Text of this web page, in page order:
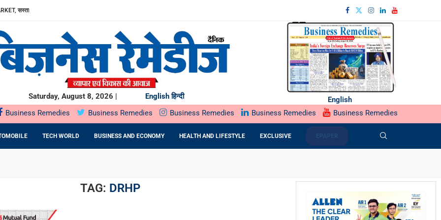
सस्ता...
AAVIN...
में उत्पादन...
BNP...
16TH BRICS TRADE MINISTERS’...
PRATIBHA AGARWAL ON...
के...
Saturday, August 8, 2026 | English हिन्दी
English
Business Remedies Business Remedies Business Remedies Business Remedies Business Remedies
TECH WORLD BUSINESS AND ECONOMY HEALTH AND LIFESTYLE EXCLUSIVE
TAG: DRHP